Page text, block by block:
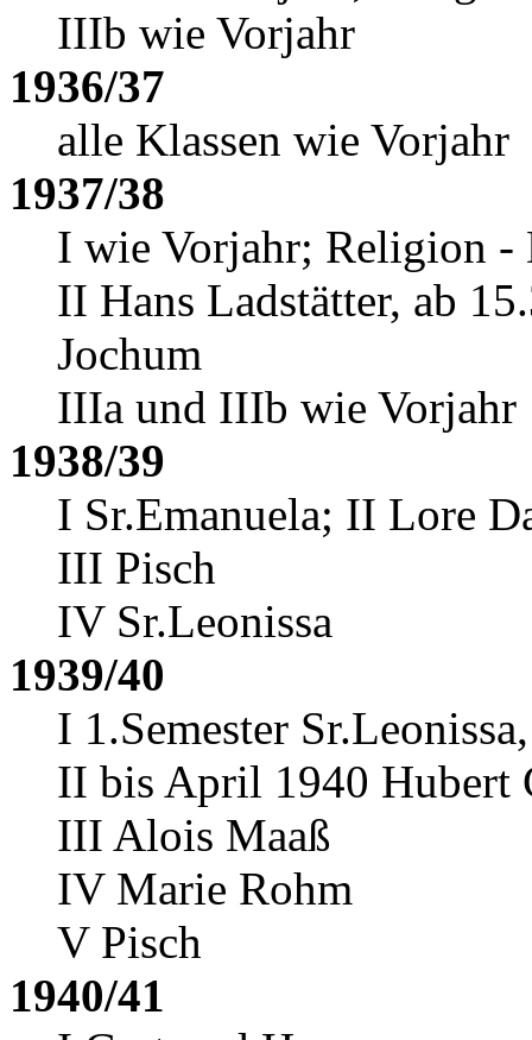
IIIb wie Vorjahr
1936/37
alle Klassen wie Vorjahr
1937/38
I wie Vorjahr; Religion -
II Hans Ladstätter, ab
Jochum
IIIa und IIIb wie Vorjahr
1938/39
I Sr.Emanuela; II Lore
III Pisch
IV Sr.Leonissa
1939/40
I 1.Semester
II bis April 1940 Hubert
III Alois Maaß
IV Marie Rohm
V Pisch
1940/41